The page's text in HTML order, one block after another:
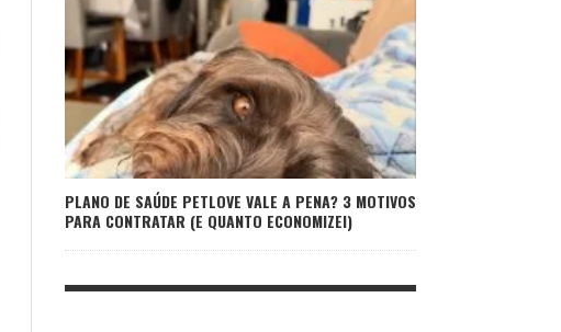
PLANO DE SAÚDE PETLOVE VALE A PENA? 3 MOTIVOS
PARA CONTRATAR (E QUANTO ECONOMIZEI)